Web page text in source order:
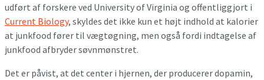
udført af forskere ved University of Virginia og offentliggjort i
Current Biology, skyldes det ikke kun et højt indhold at kalorier
at junkfood fører til vægtøgning, men også fordi indtagelse af
junkfood afbryder søvnmønstret.
Det er påvist, at det center i hjernen, der producerer dopamin,